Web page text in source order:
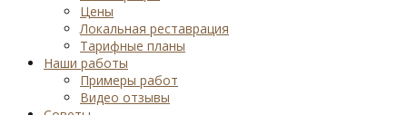
Цены
Локальная реставрация
Тарифные планы
Наши работы
Примеры работ
Видео отзывы